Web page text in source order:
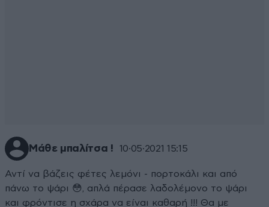
Μάθε μπαλίτσα ! 10·05·2021 15:15
Αντί να βάζεις φέτες λεμόνι - πορτοκάλι και από
πάνω το ψάρι 😳, απλά πέρασε λαδολέμονο το ψάρι
και φρόντισε η σχάρα να είναι καθαρή !!! Θα με